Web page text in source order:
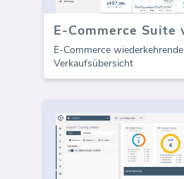
E-Commerce wiederkehrende
Verkaufsübersicht